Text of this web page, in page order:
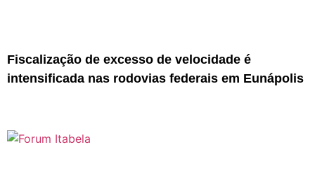
Fiscalização de excesso de velocidade é
intensificada nas rodovias federais em Eunápolis